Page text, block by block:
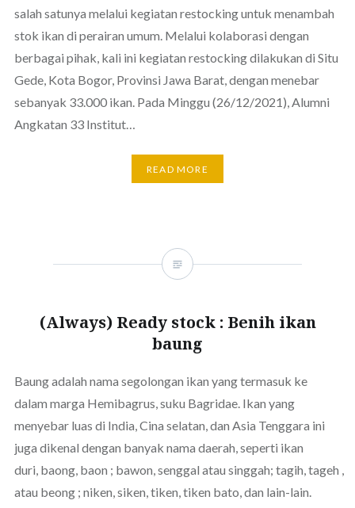
salah satunya melalui kegiatan restocking untuk menambah
stok ikan di perairan umum. Melalui kolaborasi dengan
berbagai pihak, kali ini kegiatan restocking dilakukan di Situ
Gede, Kota Bogor, Provinsi Jawa Barat, dengan menebar
sebanyak 33.000 ikan. Pada Minggu (26/12/2021), Alumni
Angkatan 33 Institut…
READ MORE
(Always) Ready stock : Benih ikan
baung
Baung adalah nama segolongan ikan yang termasuk ke
dalam marga Hemibagrus, suku Bagridae. Ikan yang
menyebar luas di India, Cina selatan, dan Asia Tenggara ini
juga dikenal dengan banyak nama daerah, seperti ikan
duri, baong, baon ; bawon, senggal atau singgah; tagih, tageh ,
atau beong ; niken, siken, tiken, tiken bato, dan lain-lain.